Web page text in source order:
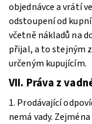
objednávce a vrátí
odstoupení od
včetně nákladů na
přijal, a to stejným
určeným kupujícím.
VII. Práva z
1. Prodávající
nemá vady.